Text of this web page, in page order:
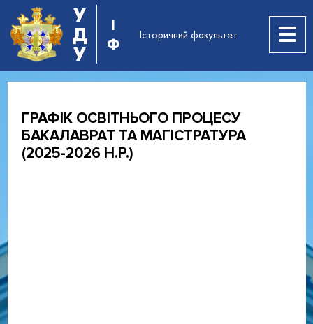
У
Д
У
І
Ф
Історичний факультет
ГРАФІК ОСВІТНЬОГО ПРОЦЕСУ
БАКАЛАВРАТ ТА МАГІСТРАТУРА
(2025-2026 Н.Р.)